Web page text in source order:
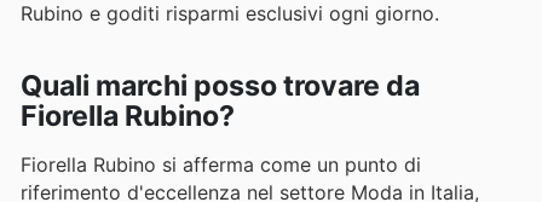
Rubino e goditi risparmi esclusivi ogni giorno.
Quali marchi posso trovare da
Fiorella Rubino?
Fiorella Rubino si afferma come un punto di
riferimento d'eccellenza nel settore Moda in Italia,